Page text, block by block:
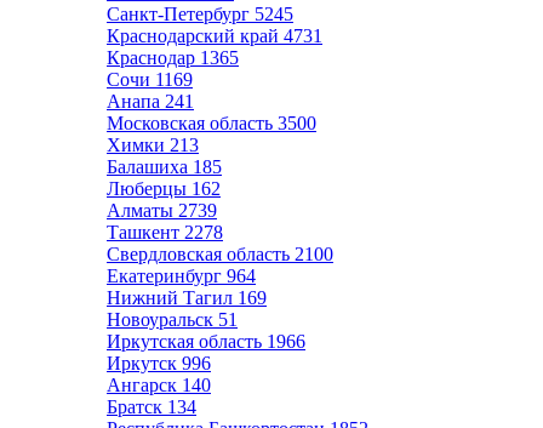
Санкт-Петербург 5245
Краснодарский край 4731
Краснодар 1365
Сочи 1169
Анапа 241
Московская область 3500
Химки 213
Балашиха 185
Люберцы 162
Алматы 2739
Ташкент 2278
Свердловская область 2100
Екатеринбург 964
Нижний Тагил 169
Новоуральск 51
Иркутская область 1966
Иркутск 996
Ангарск 140
Братск 134